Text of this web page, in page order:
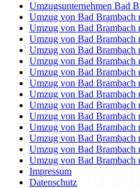
Umzugsunternehmen Bad
Umzug von Bad Brambach
Umzug von Bad Brambach
Umzug von Bad Brambach
Umzug von Bad Brambach
Umzug von Bad Brambach
Umzug von Bad Brambach
Umzug von Bad Brambach
Umzug von Bad Brambach
Umzug von Bad Brambach
Umzug von Bad Brambach
Umzug von Bad Brambach
Umzug von Bad Brambach
Umzug von Bad Brambach
Umzug von Bad Brambach
Impressum
Datenschutz